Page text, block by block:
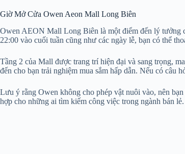
Giờ Mở Cửa Owen Aeon Mall Long Biên
Owen AEON Mall Long Biên là một điểm đến lý tưởng
22:00 vào cuối tuần cũng như các ngày lễ, bạn có thể
Tầng 2 của Mall được trang trí hiện đại và sang trọng,
đến cho bạn trải nghiệm mua sắm hấp dẫn. Nếu có câu
Lưu ý rằng Owen không cho phép vật nuôi vào, nên
hợp cho những ai tìm kiếm công việc trong ngành bán